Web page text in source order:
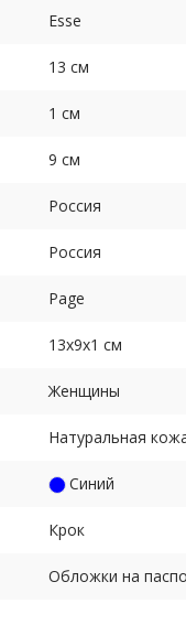
Esse
13 см
1 см
9 см
Россия
Россия
Page
13х9х1 см
Женщины
Натуральная
Синий
Крок
Обложки на